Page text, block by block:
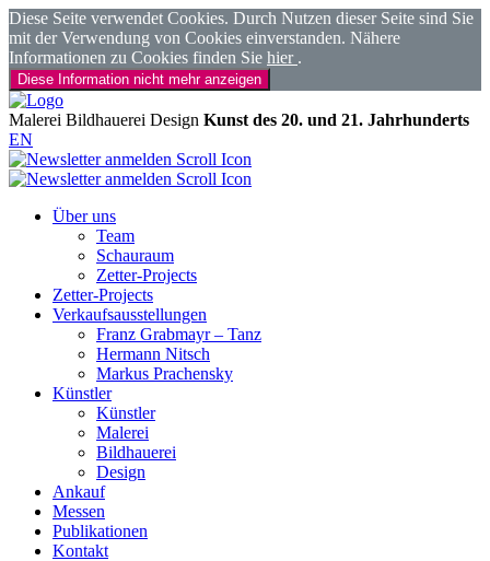
Diese Seite verwendet Cookies. Durch Nutzen dieser Seite sind Sie
mit der Verwendung von Cookies einverstanden. Nähere
Informationen zu Cookies finden Sie hier .
Diese Information nicht mehr anzeigen
Malerei Bildhauerei Design Kunst des 20. und 21. Jahrhunderts
EN
Über uns
Team
Schauraum
Zetter-Projects
Zetter-Projects
Verkaufsausstellungen
Franz Grabmayr – Tanz
Hermann Nitsch
Markus Prachensky
Künstler
Künstler
Malerei
Bildhauerei
Design
Ankauf
Messen
Publikationen
Kontakt